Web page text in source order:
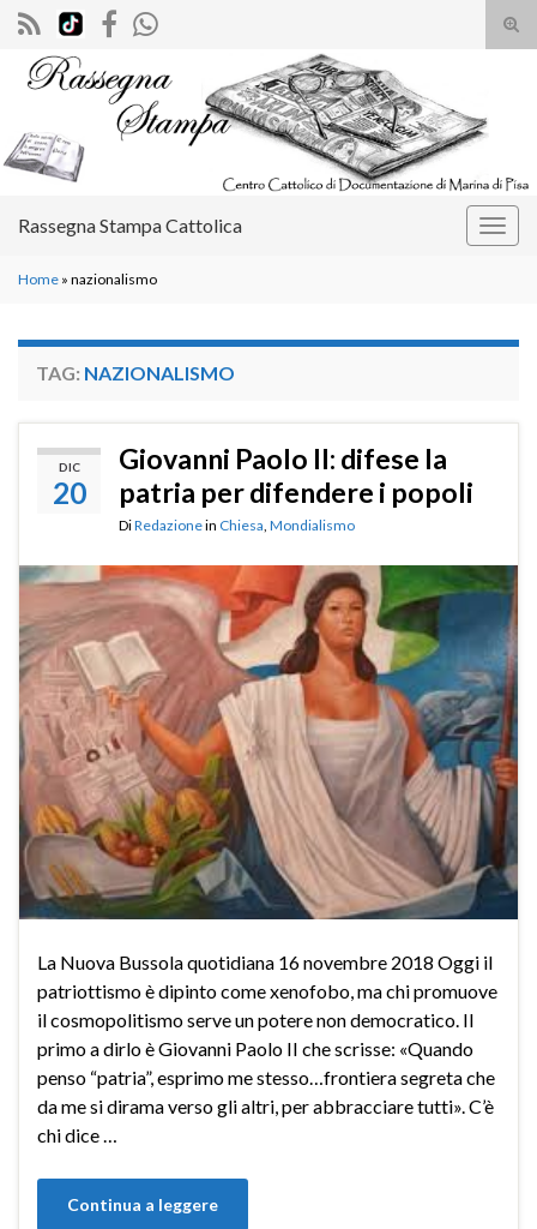
il
Search for:
Rassegna Stampa Cattolica
Home » nazionalismo
TAG: NAZIONALISMO
DIC
20
Giovanni Paolo II: difese la
patria per difendere i popoli
DiRedazionein Chiesa Mondialismo
La Nuova Bussola quotidiana 16 novembre 2018 Oggi il
patriottismo è dipinto come xenofobo, ma chi promuove
il cosmopolitismo serve un potere non democratico. Il
primo a dirlo è Giovanni Paolo II che scrisse: «Quando
penso “patria”, esprimo me stesso…frontiera segreta che
da me si dirama verso gli altri, per abbracciare tutti». C’è
chi dice …
Continua a leggere